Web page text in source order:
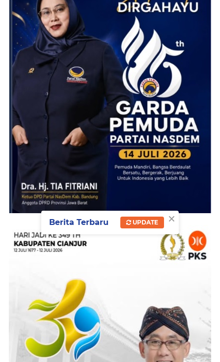
×
Berita Terbaru UPDATE